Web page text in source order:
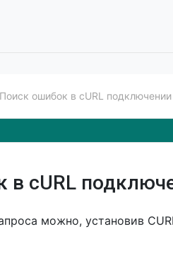
Поиск ошибок в cURL подключении
в cURL
можно, установив